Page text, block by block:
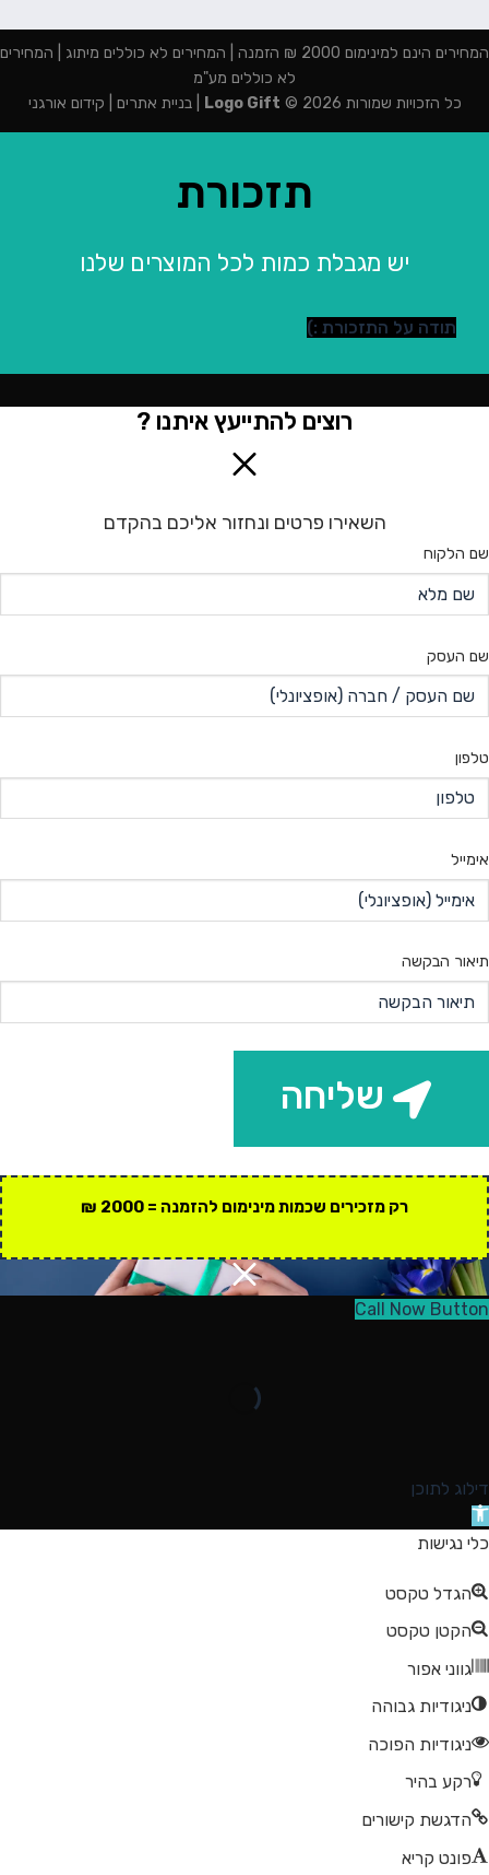
המחירים הינם למינימום 2000 ₪ הזמנה | המחירים לא כוללים מיתוג | המחירים
לא כוללים מע"מ
כל הזכויות שמורות 2026 ©
Logo Gift
|בניית אתרים קידום אורגני
תזכורת
יש מגבלת כמות לכל המוצרים שלנו
תודה על התזכורת :)
רוצים להתייעץ איתנו ?
השאירו פרטים ונחזור אליכם בהקדם
שם הלקוח
שם העסק
טלפון
אימייל
תיאור הבקשה
שליחה
רק מזכירים שכמות מינימום להזמנה = 2000 ₪
Call Now Button
דילוג לתוכן
פתח
סרגל
כלי נגישות
הגדל טקסט
הקטן טקסט
גווני אפור
ניגודיות גבוהה
ניגודיות הפוכה
רקע בהיר
הדגשת קישורים
פונט קריא